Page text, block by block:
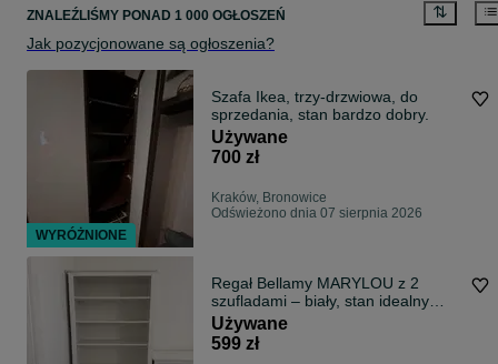
ZNALEŹLIŚMY PONAD 1 000 OGŁOSZEŃ
Jak pozycjonowane są ogłoszenia?
Szafa Ikea, trzy-drzwiowa, do
sprzedania, stan bardzo dobry.
Używane
700 zł
Kraków, Bronowice
Odświeżono dnia 07 sierpnia 2026
Regał Bellamy MARYLOU z 2
szufladami – biały, stan idealny
szafa
Używane
599 zł
WYRÓŻNIONE